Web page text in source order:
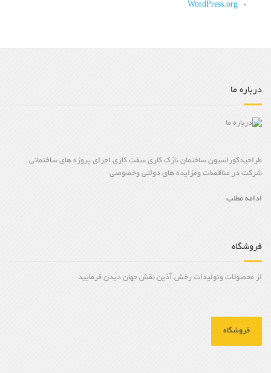
WordPress.org
درباره ما
طراحیدکوراسیون ساختمان نازک کاری سفت کاری اجرای پروژه های ساختمانی
شرکت در مناقصات ومزایده های دولتی وخصوصی
ادامه مطلب
فروشگاه
از محصولات وتولیدات رخش آذین نقش جهان دیدن فرمایید
فروشگاه